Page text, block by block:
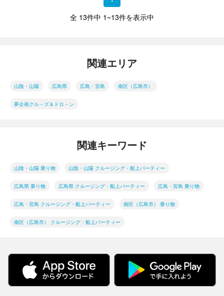
全 13件中 1~13件を表示中
関連エリア
山陰・山陽 広島県 広島・宮島 南区（広島市）
夢企画クル－ズ＆ドロ－ン
関連キーワード
山陰・山陽 乗り物 山陰・山陽 クルージング・船上パーティー
広島県 乗り物 広島県 クルージング・船上パーティー 広島・宮島 乗り物
広島・宮島 クルージング・船上パーティー 南区（広島市） 乗り物
南区（広島市） クルージング・船上パーティー